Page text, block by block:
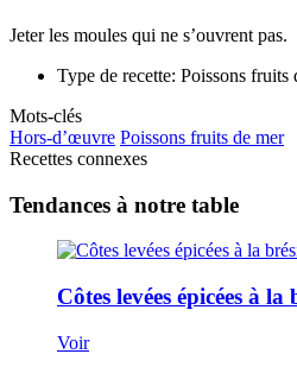
Jeter les moules qui ne s’ouvrent pas.
Type de recette: Poissons fruits
Mots-clés
Hors-d’œuvre Poissons fruits de mer
Recettes connexes
Tendances à notre table
Côtes levées épicées à la
Voir